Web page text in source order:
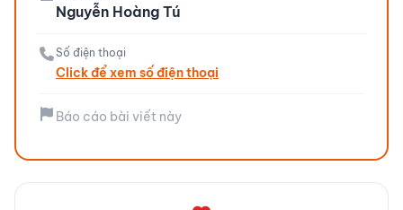
Nguyễn Hoàng Tú
Số điện thoại
Click để xem số điện thoại
Báo cáo bài viết này